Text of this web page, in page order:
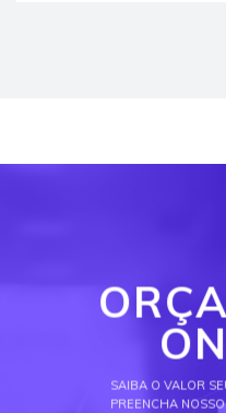
SAIBA O VALOR
PREENCHA